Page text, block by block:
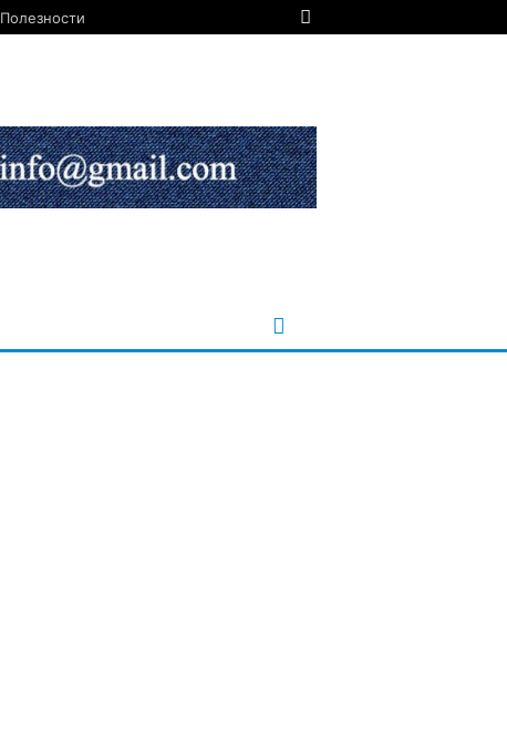
Полезности